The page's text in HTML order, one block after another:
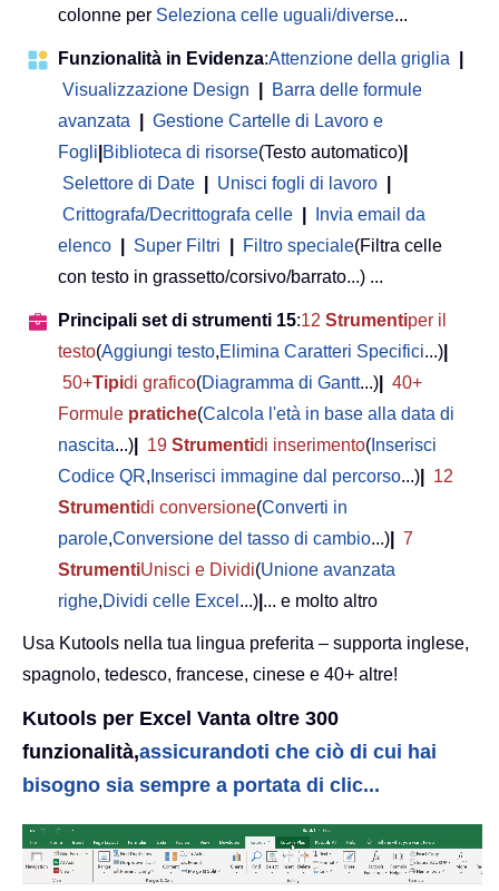
colonne per Seleziona celle uguali/diverse...
Funzionalità in Evidenza:Attenzione della griglia
Visualizzazione Design
Barra delle formule
avanzata
Gestione Cartelle di Lavoro e
Fogli Biblioteca di risorse(Testo automatico)
Selettore di Date
Unisci fogli di lavoro
Crittografa/Decrittografa celle
Invia email da
elenco
Super Filtri Filtro speciale(Filtra celle
con testo in grassetto/corsivo/barrato...) ...
Principali set di strumenti 15:12 Strumentiper il
testo(Aggiungi testo,Elimina Caratteri Specifici...)
50+Tipidi grafico(Diagramma di Gantt...)
40+
Formule pratiche(Calcola l'età in base alla data di
nascita...) 19 Strumentidi inserimento( Inserisci
Codice QR, Inserisci immagine dal percorso...)
12
Strumentidi conversione(Converti in
parole,Conversione del tasso di cambio...)
7
StrumentiUnisci e Dividi(Unione avanzata
righe,Dividi celle Excel ...) ... e molto altro
Usa Kutools nella tua lingua preferita – supporta inglese,
spagnolo, tedesco, francese, cinese e 40+ altre!
Kutools per Excel Vanta oltre 300
funzionalità,assicurandoti che ciò di cui hai
bisogno sia sempre a portata di clic...